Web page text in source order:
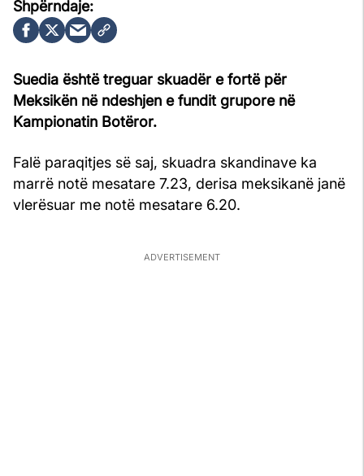
Suedia është treguar skuadër e fortë për
Meksikën në ndeshjen e fundit grupore në
Kampionatin Botëror.
Falë paraqitjes së saj, skuadra skandinave ka
marrë notë mesatare 7.23, derisa meksikanë janë
vlerësuar me notë mesatare 6.20.